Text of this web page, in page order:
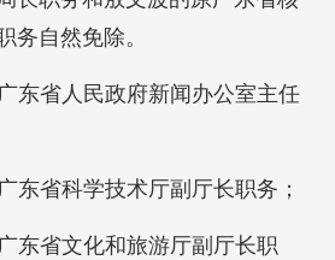
务自然免除。
东省人民政府新闻办公室主任
东省科学技术厅副厅长职务；
东省文化和旅游厅副厅长职